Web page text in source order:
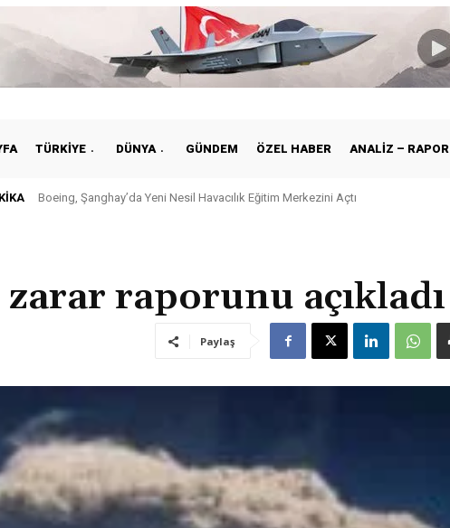
TÜRKIYE DÜNYA GÜNDEM ÖZEL HABER ANALIZ – RAPOR
Boeing, Şanghay’da Yeni Nesil Havacılık Eğitim Merkezini Açtı
Türkiye ile Vietnam Arasında Hava Ulaştırmasında Yeni Dönem
raporunu açıkladı
Paylaş